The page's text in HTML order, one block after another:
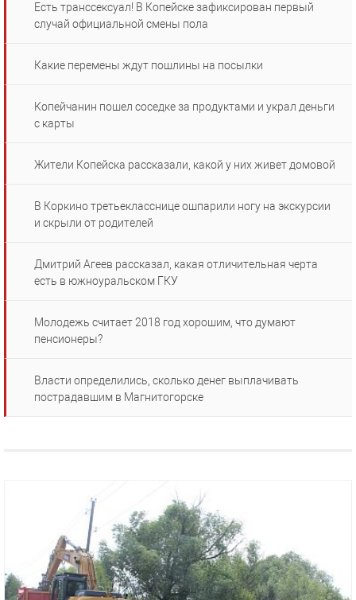
Есть транссексуал! В Копейске зафиксирован первый
случай официальной смены пола
Какие перемены ждут пошлины на посылки
Копейчанин пошел соседке за продуктами и украл деньги
с карты
Жители Копейска рассказали, какой у них живет домовой
В Коркино третьекласснице ошпарили ногу на экскурсии
и скрыли от родителей
Дмитрий Агеев рассказал, какая отличительная черта
есть в южноуральском ГКУ
Молодежь считает 2018 год хорошим, что думают
пенсионеры?
Власти определились, сколько денег выплачивать
пострадавшим в Магнитогорске